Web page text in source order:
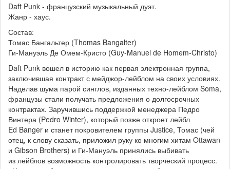
Daft Punk - французский музыкальный дуэт.
Жанр - хаус.
Состав:
Томас Бангальтер (Thomas Bangalter)
Ги-Мануэль Де Омем-Кристо (Guy-Manuel de Homem-Christo)
Daft Punk вошел в историю как первая электронная группа,
заключившая контракт с мейджор-лейблом на своих условиях.
Наделав шума парой синглов, изданных техно-лейблом Soma,
французы стали получать предложения о долгосрочных
контрактах. Заручившись поддержкой менеджера Педро
Винтера (Pedro Winter), который позже откроет лейбл
Ed Banger и станет покровителем группы Justice, Томас (чей
отец, к слову сказать, приложил руку ко многим хитам Ottawan
и Gibson Brothers) и Ги-Мануэль принялись выбивать
из лейблов возможность контролировать творческий процесс.